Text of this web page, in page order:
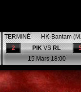
TERMINÉ
HK-Bantam
2 PIKVSRL
15 Mars 18:00